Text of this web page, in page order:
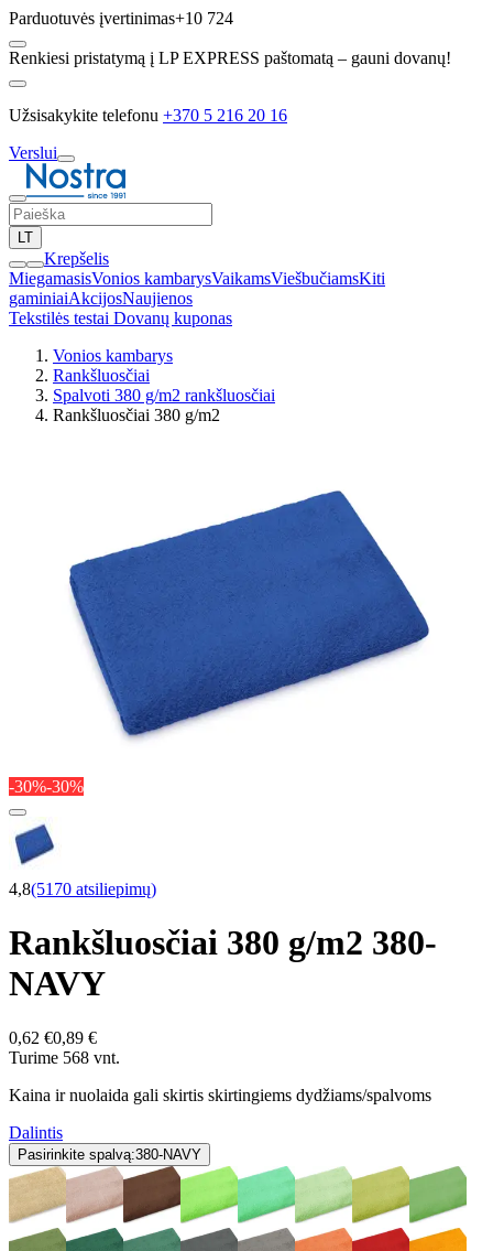
Parduotuvės įvertinimas+10 724
Renkiesi pristatymą į LP EXPRESS paštomatą – gauni dovanų!
Užsisakykite telefonu +370 5 216 20 16
Verslui
LT
Krepšelis
MiegamasisVonios kambarysVaikamsViešbučiamsKiti
gaminiaiAkcijosNaujienos
Tekstilės testai Dovanų kuponas
Vonios kambarys
Rankšluosčiai
Spalvoti 380 g/m2 rankšluosčiai
Rankšluosčiai 380 g/m2
-30%-30%
4,8(5170 atsiliepimų)
Rankšluosčiai 380 g/m2 380-
NAVY
0,62 €0,89 €
Turime 568 vnt.
Kaina ir nuolaida gali skirtis skirtingiems dydžiams/spalvoms
Dalintis
Pasirinkite spalvą:380-NAVY